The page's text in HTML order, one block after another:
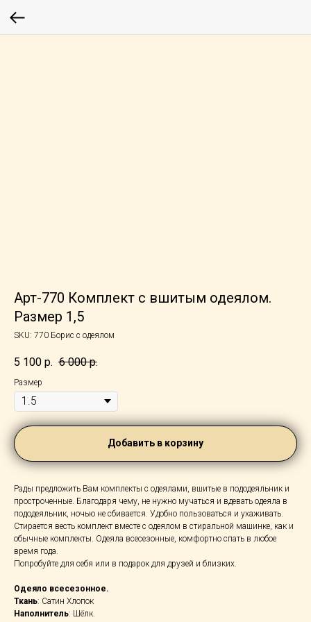
Арт-770 Комплект с вшитым одеялом.
Размер 1,5
SKU: 770 Борис с одеялом
5 100 р. 6 000 р.
Размер
Добавить в корзину
Рады предложить Вам комплекты с одеялами, вшитые в пододеяльник и
простроченные. Благодаря чему, не нужно мучаться и вдевать одеяла в
пододеяльник, ночью не сбивается. Удобно пользоваться и ухаживать.
Стирается весть комплект вместе с одеялом в стиральной машинке, как и
обычные комплекты. Одеяла всесезонные, комфортно спать в любое
время года.
Попробуйте для себя или в подарок для друзей и близких.
Одеяло всесезонное.
Ткань: Сатин Хлопок
Наполнитель: Шёлк.